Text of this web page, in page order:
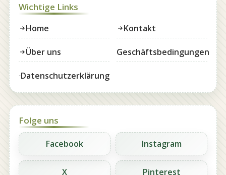
Wichtige Links
Home Kontakt
Über uns Geschäftsbedingungen
Datenschutzerklärung
Folge uns
Facebook Instagram
X Pinterest